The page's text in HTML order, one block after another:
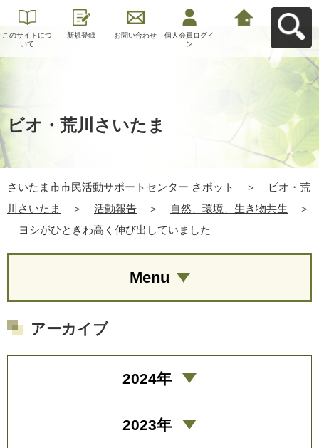
このサイトにつ
いて
新規登録 お問い合わせ
個人会員ログイ
ン
ビオ・荒川さいたま
さいたま市市民活動サポートセンター さポット ＞
ビオ・荒
川さいたま
＞ 活動報告 ＞ 自然、環境、生き物共生
＞
ヨシがひときわ高く伸び出していました
Menu
アーカイブ
2024年
2023年